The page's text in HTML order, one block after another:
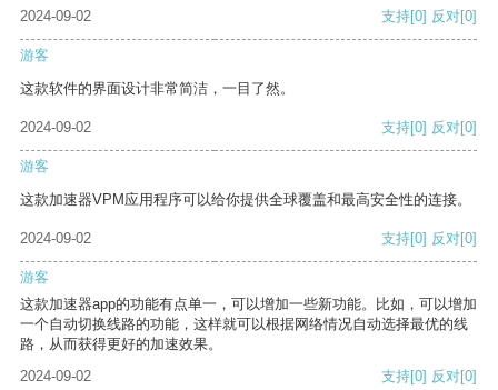
2024-09-02 支持[0] 反对[0]
游客
这款软件的界面设计非常简洁，一目了然。
2024-09-02 支持[0] 反对[0]
游客
这款加速器VPM应用程序可以给你提供全球覆盖和最高安全性的连接。
2024-09-02 支持[0] 反对[0]
游客
这款加速器app的功能有点单一，可以增加一些新功能。比如，可以增加
一个自动切换线路的功能，这样就可以根据网络情况自动选择最优的线
路，从而获得更好的加速效果。
2024-09-02
支持[0] 反对[0]